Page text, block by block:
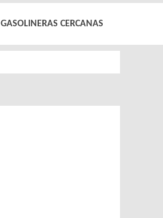
GASOLINERAS CERCANAS